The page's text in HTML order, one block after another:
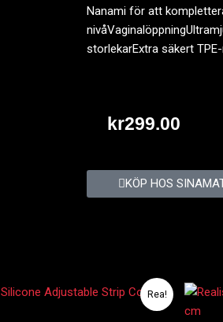
Nanami för att
storlekarExtra säkert
kr299.00
KÖP HOS
Rea!
Det
ursprungliga
Det
nuvarande